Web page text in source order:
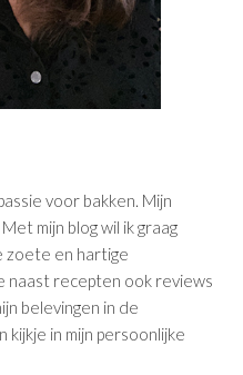
voor bakken. Mijn
mijn blog wil ik graag
zoete en hartige
naast recepten ook reviews
belevingen in de
in mijn persoonlijke